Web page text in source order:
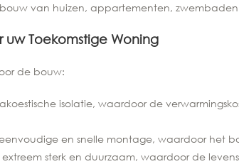
van huizen, appartementen,
uw Toekomstige Woning
de bouw:
isolatie, waardoor de
en snelle montage, waardoor het
extreem sterk en duurzaam, waardoor de